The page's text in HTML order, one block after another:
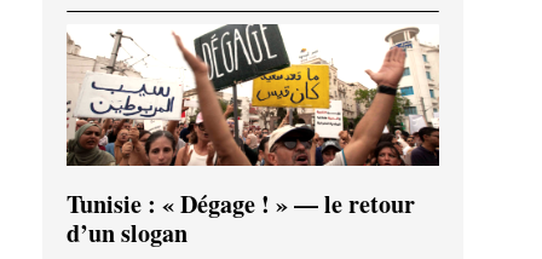
Tunisie : « Dégage ! » — le retour
d’un slogan